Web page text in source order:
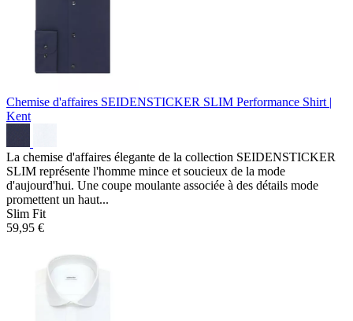
Chemise d'affaires SEIDENSTICKER SLIM Performance Shirt |
Kent
La chemise d'affaires élegante de la collection SEIDENSTICKER
SLIM représente l'homme mince et soucieux de la mode
d'aujourd'hui. Une coupe moulante associée à des détails mode
promettent un haut...
Slim Fit
59,95 €